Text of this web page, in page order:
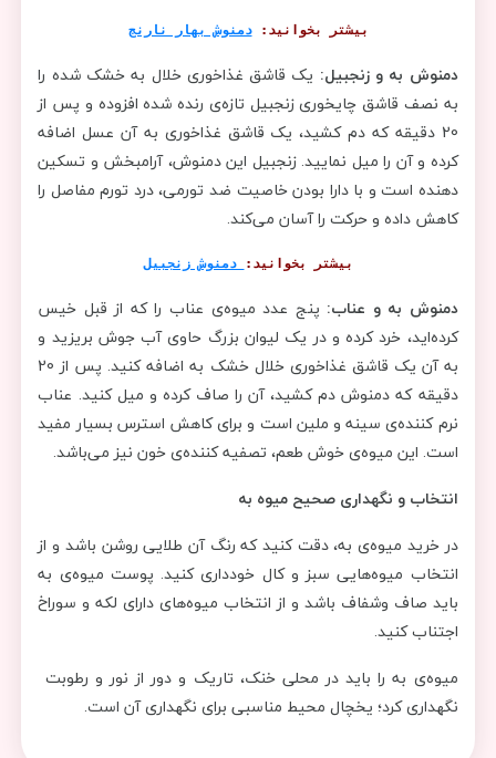
بیشتر بخوانید: دمنوش بهار نارنج
دمنوش به و زنجبیل: یک قاشق غذاخوری خلال به خشک شده را
به نصف قاشق چایخوری زنجبیل تازه‌ی رنده شده افزوده و پس از
20 دقیقه که دم کشید، یک قاشق غذاخوری به آن عسل اضافه
کرده و آن را میل نمایید. زنجبیل این دمنوش، آرامبخش و تسکین
دهنده است و با دارا بودن خاصیت ضد تورمی، درد تورم مفاصل را
کاهش داده و حرکت را آسان می‌کند.
بیشتر بخوانید: دمنوش زنجبیل
دمنوش به و عناب: پنج عدد میوه‌ی عناب را که از قبل خیس
کرده‌اید، خرد کرده و در یک لیوان بزرگ حاوی آب جوش بریزید و
به آن یک قاشق غذاخوری خلال خشک به اضافه کنید. پس از 20
دقیقه که دمنوش دم کشید، آن را صاف کرده و میل کنید. عناب
نرم کننده‌ی سینه و ملین است و برای کاهش استرس بسیار مفید
است. این میوه‌ی خوش طعم، تصفیه کننده‌ی خون نیز می‌باشد.
انتخاب و نگهداری صحیح میوه به
در خرید میوه‌ی به، دقت کنید که رنگ آن طلایی روشن باشد و از
انتخاب میوه‌هایی سبز و کال خودداری کنید. پوست میوه‌ی به
باید صاف وشفاف باشد و از انتخاب میوه‌های دارای لکه و سوراخ
اجتناب کنید.
میوه‌ی به را باید در محلی خنک، تاریک و دور از نور و رطوبت
نگهداری کرد؛ یخچال محیط مناسبی برای نگهداری آن است.